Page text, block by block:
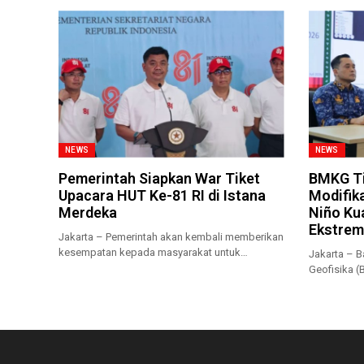
NEWS
Pemerintah Siapkan War Tiket
Upacara HUT Ke-81 RI di Istana
Merdeka
Jakarta – Pemerintah akan kembali memberikan
kesempatan kepada masyarakat untuk
NEWS
BMKG
Niño
Ekstrem
Jakarta –
Geofisika